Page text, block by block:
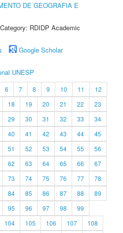
DE GEOGRAFIA E
RDIDP Academic
Google Scholar
UNESP
6 7 8 9 10 11
12
18 19 20 21 22
23
29 30 31 32 33
34
40 41 42 43 44
45
51 52 53 54 55
56
62 63 64 65 66
67
73 74 75 76 77
78
84 85 86 87 88
89
95 96 97 98
99
104 105 106 107
108